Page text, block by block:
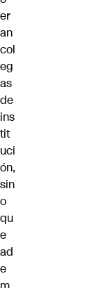
er
an
col
eg
as
de
ins
tit
uci
ón,
sin
o
qu
e
ad
e